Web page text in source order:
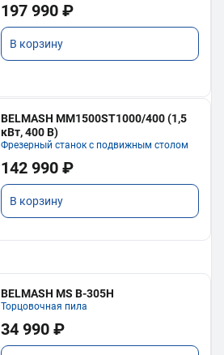
197 990 ₽
В корзину
BELMASH MM1500ST1000/400 (1,5
кВт, 400 В)
Фрезерный станок с подвижным столом
142 990 ₽
В корзину
BELMASH MS B-305H
Торцовочная пила
34 990 ₽